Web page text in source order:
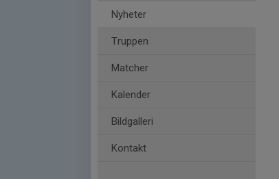
Nyheter
Truppen
Matcher
Kalender
Bildgalleri
Kontakt